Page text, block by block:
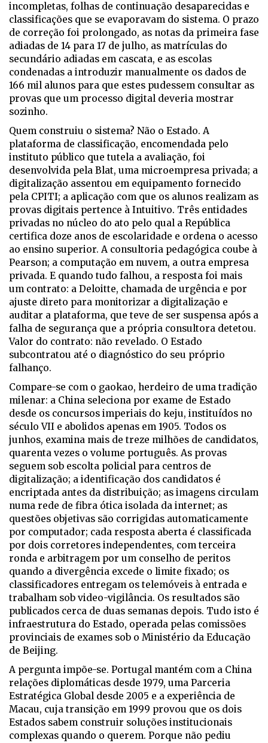
incompletas, folhas de continuação desaparecidas e
classificações que se evaporavam do sistema. O prazo
de correção foi prolongado, as notas da primeira fase
adiadas de 14 para 17 de julho, as matrículas do
secundário adiadas em cascata, e as escolas
condenadas a introduzir manualmente os dados de
166 mil alunos para que estes pudessem consultar as
provas que um processo digital deveria mostrar
sozinho.
Quem construiu o sistema? Não o Estado. A
plataforma de classificação, encomendada pelo
instituto público que tutela a avaliação, foi
desenvolvida pela Blat, uma microempresa privada; a
digitalização assentou em equipamento fornecido
pela CPITI; a aplicação com que os alunos realizam as
provas digitais pertence à Intuitivo. Três entidades
privadas no núcleo do ato pelo qual a República
certifica doze anos de escolaridade e ordena o acesso
ao ensino superior. A consultoria pedagógica coube à
Pearson; a computação em nuvem, a outra empresa
privada. E quando tudo falhou, a resposta foi mais
um contrato: a Deloitte, chamada de urgência e por
ajuste direto para monitorizar a digitalização e
auditar a plataforma, que teve de ser suspensa após a
falha de segurança que a própria consultora detetou.
Valor do contrato: não revelado. O Estado
subcontratou até o diagnóstico do seu próprio
falhanço.
Compare-se com o gaokao, herdeiro de uma tradição
milenar: a China seleciona por exame de Estado
desde os concursos imperiais do keju, instituídos no
século VII e abolidos apenas em 1905. Todos os
junhos, examina mais de treze milhões de candidatos,
quarenta vezes o volume português. As provas
seguem sob escolta policial para centros de
digitalização; a identificação dos candidatos é
encriptada antes da distribuição; as imagens circulam
numa rede de fibra ótica isolada da internet; as
questões objetivas são corrigidas automaticamente
por computador; cada resposta aberta é classificada
por dois corretores independentes, com terceira
ronda e arbitragem por um conselho de peritos
quando a divergência excede o limite fixado; os
classificadores entregam os telemóveis à entrada e
trabalham sob video-vigilância. Os resultados são
publicados cerca de duas semanas depois. Tudo isto é
infraestrutura do Estado, operada pelas comissões
provinciais de exames sob o Ministério da Educação
de Beijing.
A pergunta impõe-se. Portugal mantém com a China
relações diplomáticas desde 1979, uma Parceria
Estratégica Global desde 2005 e a experiência de
Macau, cuja transição em 1999 provou que os dois
Estados sabem construir soluções institucionais
complexas quando o querem. Porque não pediu